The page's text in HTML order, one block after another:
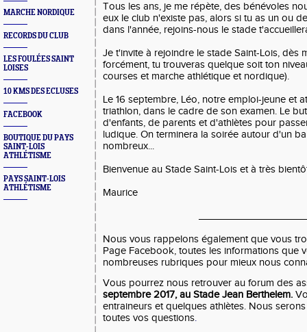
MARCHE NORDIQUE
RECORDS DU CLUB
LES FOULÉES SAINT
LOISES
10 KMS DES ECLUSES
FACEBOOK
BOUTIQUE DU PAYS
SAINT-LOIS
ATHLÉTISME
PAYS SAINT-LOIS
ATHLÉTISME
Tous les ans, je me répète, des bénévoles
eux le club n'existe pas, alors si tu as un ou
dans l'année, rejoins-nous le stade
Je t'invite à rejoindre le stade Saint-Lois, dès
forcément, tu trouveras quelque soit ton
courses et marche athlétique et nordique).
Le 16 septembre, Léo, notre emploi-jeune et
triathlon, dans le cadre de son examen. Le
d'enfants, de parents et d'athlètes pour
ludique. On terminera la soirée autour d'un
nombreux...
Bienvenue au Stade Saint-Lois et à très
Maurice
Nous vous rappelons également que vous
Page Facebook, toutes les informations que
nombreuses rubriques pour mieux nous
Vous pourrez nous retrouver au forum des
septembre 2017, au Stade Jean Berthelem.
entraineurs et quelques athlètes. Nous
toutes vos questions.